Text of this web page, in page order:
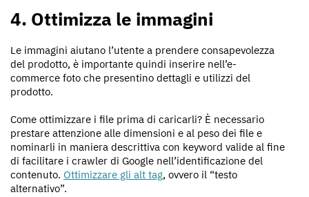
4. Ottimizza le immagini
Le immagini aiutano l’utente a prendere consapevolezza
del prodotto, è importante quindi inserire nell’e-
commerce foto che presentino dettagli e utilizzi del
prodotto.
Come ottimizzare i file prima di caricarli? È necessario
prestare attenzione alle dimensioni e al peso dei file e
nominarli in maniera descrittiva con keyword valide al fine
di facilitare i crawler di Google nell’identificazione del
contenuto. Ottimizzare gli alt tag, ovvero il “testo
alternativo”.